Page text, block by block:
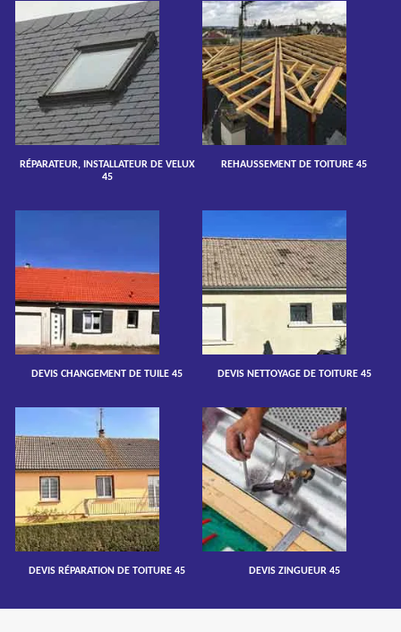
RÉPARATEUR, INSTALLATEUR DE VELUX
45
REHAUSSEMENT DE TOITURE 45
DEVIS CHANGEMENT DE TUILE 45 DEVIS NETTOYAGE DE TOITURE 45
DEVIS RÉPARATION DE TOITURE 45 DEVIS ZINGUEUR 45